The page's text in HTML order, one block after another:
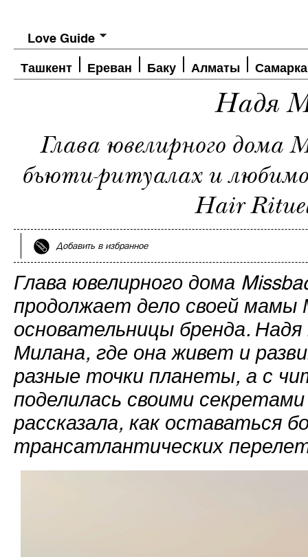
Love Guide
Ташкент Ереван Баку Алматы
Надя
Глава ювелирного дома
бьюти-ритуалах и
Hair
Добавить в избранное
Глава ювелирного дома
продолжает дело своей
основательницы бренда.
Милана, где она живет и
разные точки планеты, а с
поделилась своими
рассказала, как оставаться
трансатлантических